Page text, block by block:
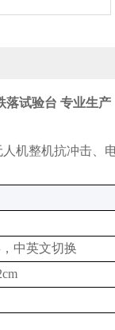
落试验台 专业生产
机整机抗冲击、
中英文切换‌